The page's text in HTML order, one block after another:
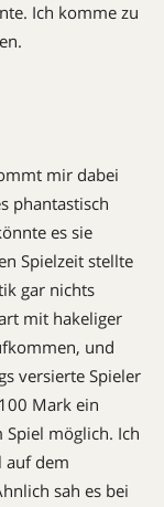
Ich komme zu
mir dabei
phantastisch
es sie
Spielzeit stellte
gar nichts
mit hakeliger
und
versierte Spieler
Mark ein
Spiel möglich. Ich
auf dem
sah es bei